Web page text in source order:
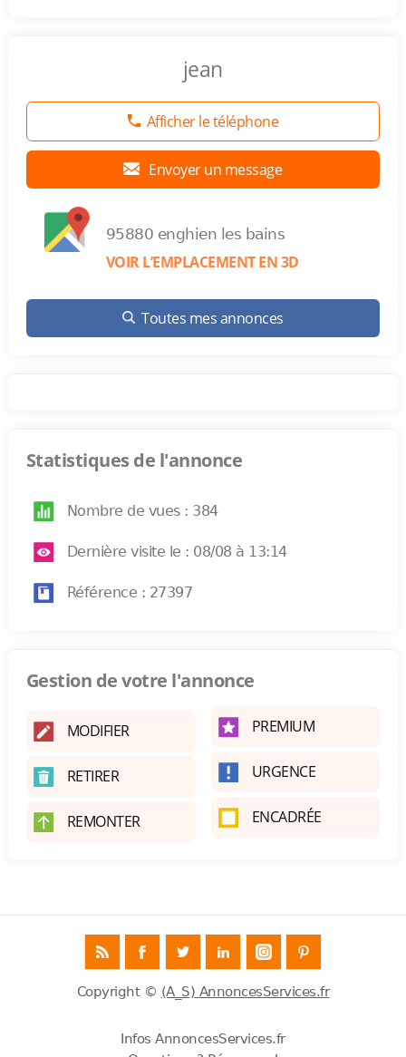
jean
Afficher le téléphone
Envoyer un message
95880 enghien les bains
VOIR L’EMPLACEMENT EN 3D
Toutes mes annonces
Statistiques de l'annonce
Nombre de vues : 384
Dernière visite le : 08/08 à 13:14
Référence : 27397
Gestion de votre l'annonce
MODIFIER
RETIRER
REMONTER
PREMIUM
URGENCE
ENCADRÉE
Copyright © (A_S) AnnoncesServices.fr
Infos AnnoncesServices.fr